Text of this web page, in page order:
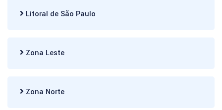
Litoral de São Paulo
Zona Leste
Zona Norte